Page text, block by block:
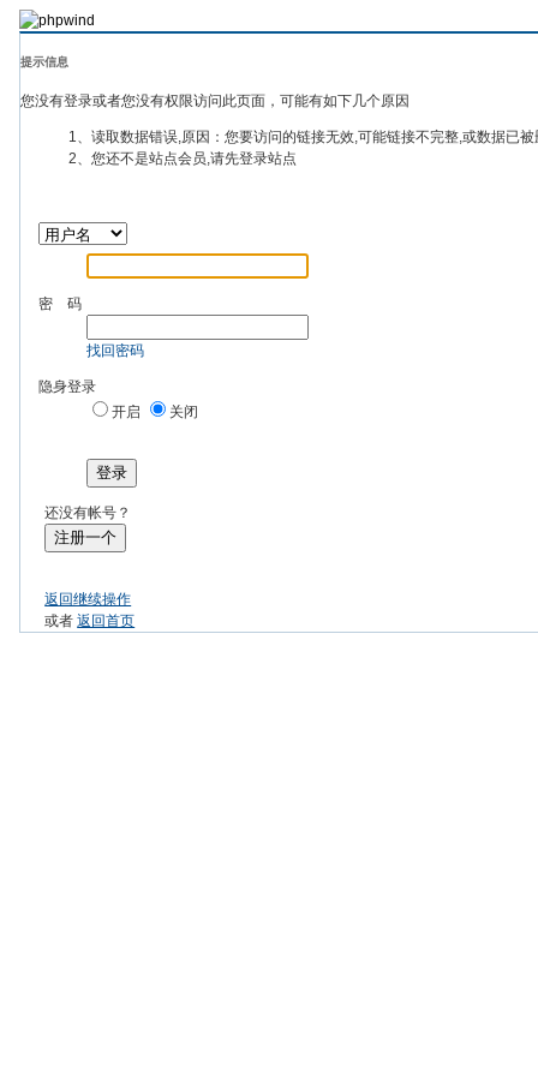
提示信息
您没有登录或者您没有权限访问此页面，可能有如下几个原因
1、读取数据错误,原因：您要访问的链接无效,可能链接不完整,或数据已
2、您还不是站点会员,请先登录站点
密 码
找回密码
隐身登录
开启
关闭
登录
还没有帐号？
注册一个
返回继续操作
或者返回首页